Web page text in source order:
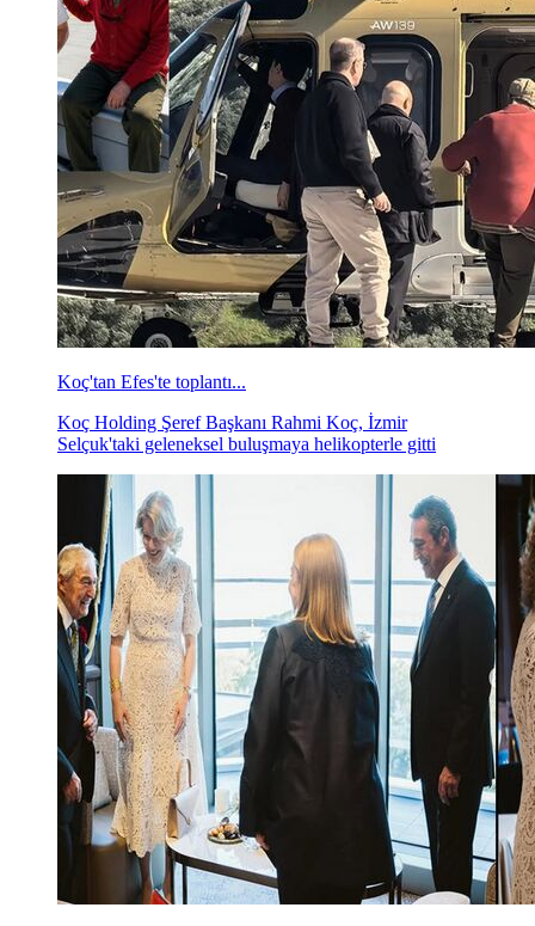
Koç'tan Efes'te toplantı...
Koç Holding Şeref Başkanı Rahmi Koç, İzmir
Selçuk'taki geleneksel buluşmaya helikopterle gitti